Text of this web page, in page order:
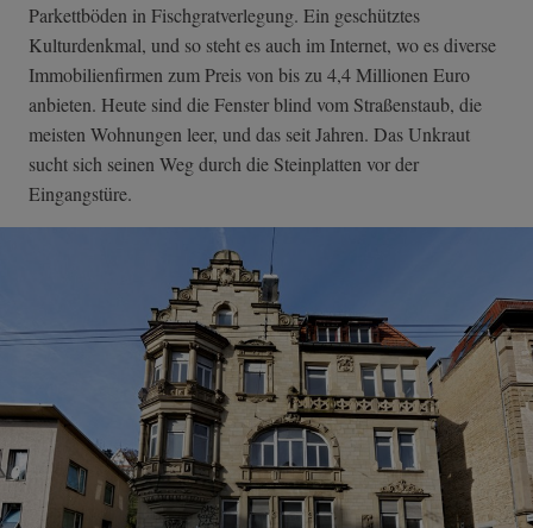
Parkettböden in Fischgratverlegung. Ein geschütztes
Kulturdenkmal, und so steht es auch im Internet, wo es diverse
Immobilienfirmen zum Preis von bis zu 4,4 Millionen Euro
anbieten. Heute sind die Fenster blind vom Straßenstaub, die
meisten Wohnungen leer, und das seit Jahren. Das Unkraut
sucht sich seinen Weg durch die Steinplatten vor der
Eingangstüre.